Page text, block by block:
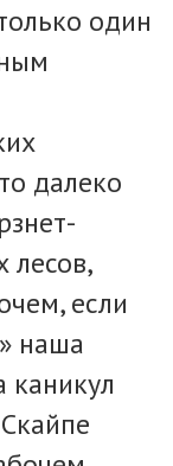
один
далеко
лесов,
если
наша
каникул